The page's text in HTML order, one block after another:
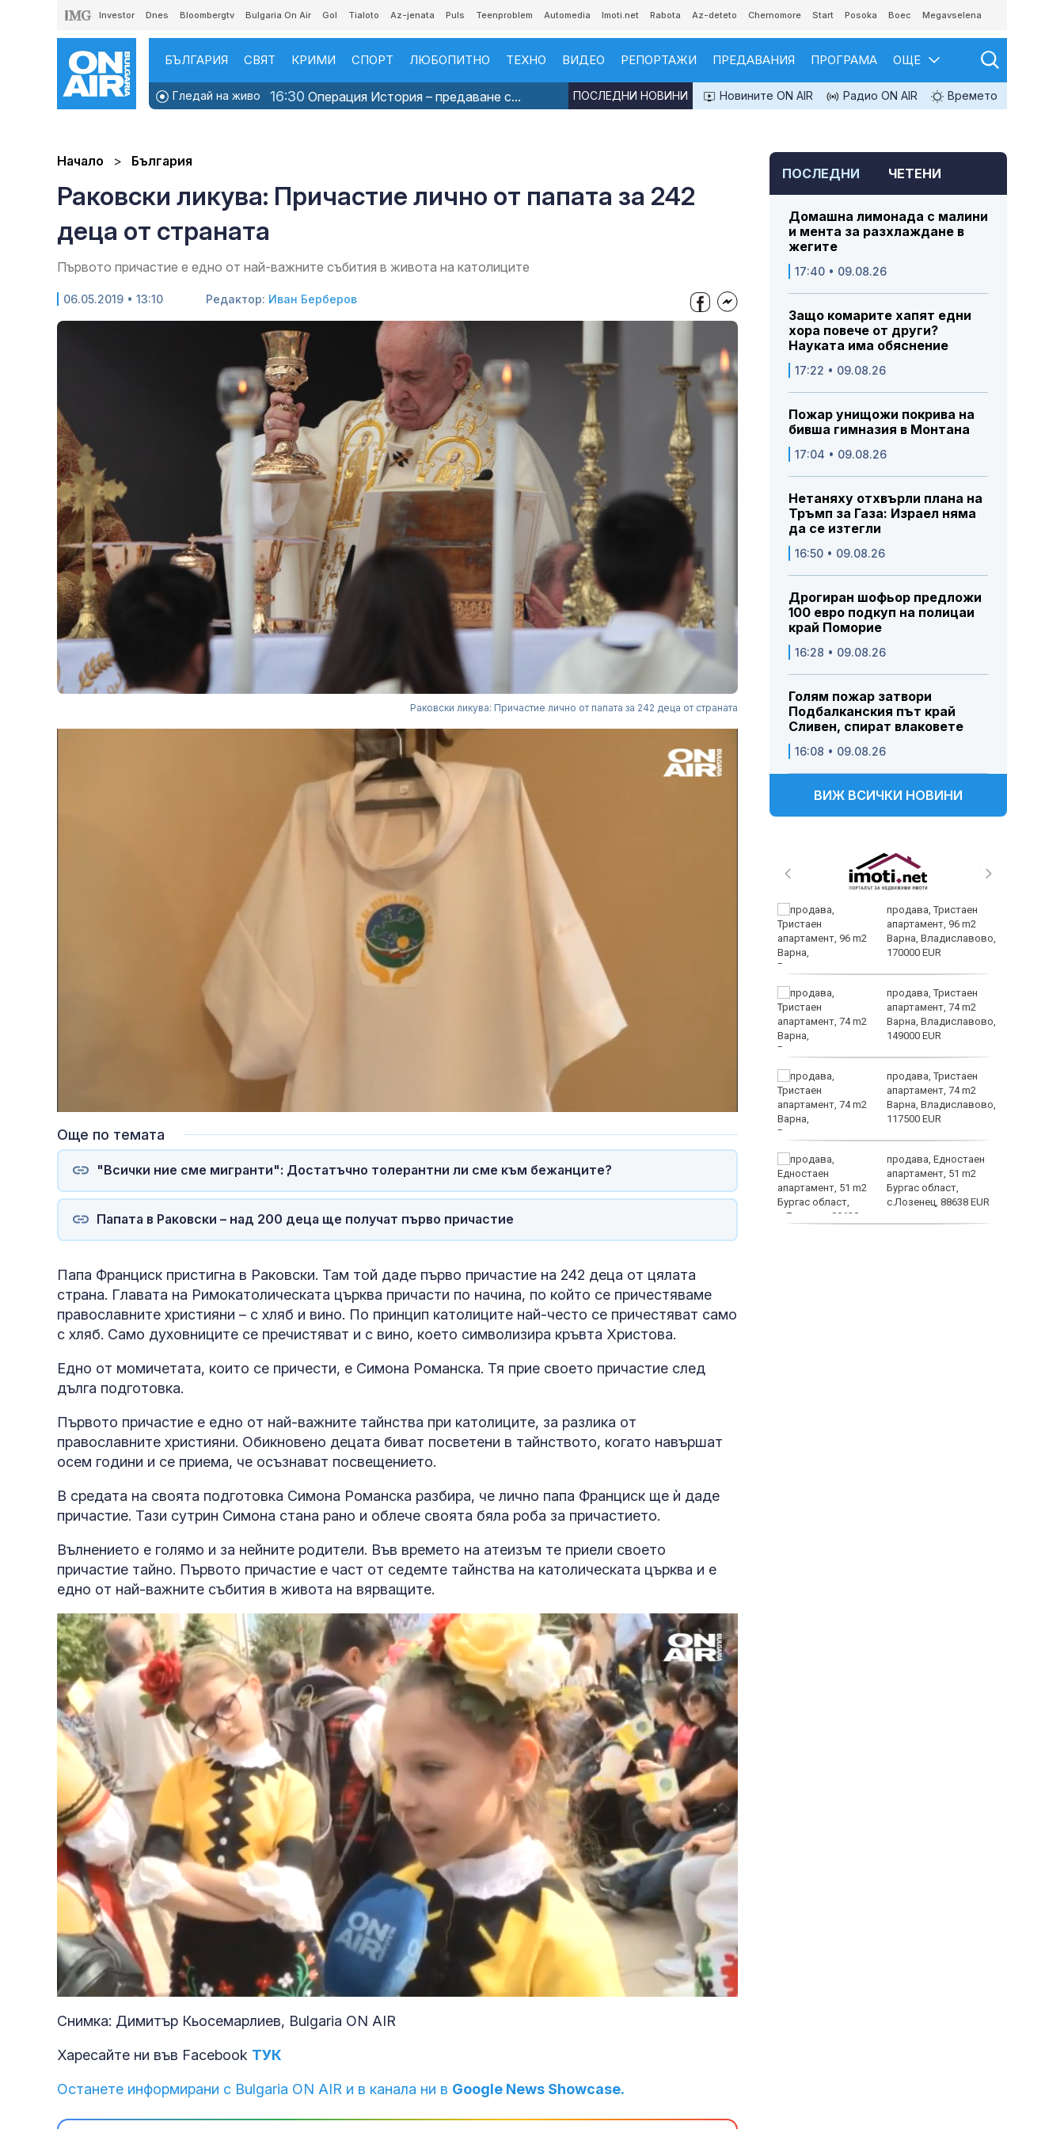
Investor Dnes Bloombergtv Bulgaria On Air Gol Tialoto Az-jenata Puls Teenproblem Automedia Imoti.net Rabota Az-deteto Chernomore Start Posoka Boec Megavselena
БЪЛГАРИЯ СВЯТ КРИМИ СПОРТ ЛЮБОПИТНО ТЕХНО ВИДЕО РЕПОРТАЖИ ПРЕДАВАНИЯ ПРОГРАМА ОЩЕ
Гледай на живо 16:30 Операция История – предаване с... Новините ON AIR Радио ON AIR Времето
ПОСЛЕДНИ НОВИНИ
Начало България
Раковски ликува: Причастие лично от папата за 242
деца от страната
Първото причастие е едно от най-важните събития в живота на католиците
06.05.2019 • 13:10 Редактор: Иван Берберов
Раковски ликува: Причастие лично от папата за 242 деца от страната
Още по темата
"Всички ние сме мигранти": Достатъчно толерантни ли сме към бежанците?
Папата в Раковски – над 200 деца ще получат първо причастие
Папа Франциск пристигна в Раковски. Там той даде първо причастие на 242 деца от цялата
страна. Главата на Римокатолическата църква причасти по начина, по който се причестяваме
православните християни – с хляб и вино. По принцип католиците най-често се причестяват само
с хляб. Само духовниците се пречистяват и с вино, което символизира кръвта Христова.
Едно от момичетата, които се причести, е Симона Романска. Тя прие своето причастие след
дълга подготовка.
Първото причастие е едно от най-важните тайнства при католиците, за разлика от
православните християни. Обикновено децата биват посветени в тайнството, когато навършат
осем години и се приема, че осъзнават посвещението.
В средата на своята подготовка Симона Романска разбира, че лично папа Франциск ще ѝ даде
причастие. Тази сутрин Симона стана рано и облече своята бяла роба за причастието.
Вълнението е голямо и за нейните родители. Във времето на атеизъм те приели своето
причастие тайно. Първото причастие е част от седемте тайнства на католическата църква и е
едно от най-важните събития в живота на вярващите.
Unmute Loaded
75.32%
Снимка: Димитър Кьосемарлиев, Bulgaria ON AIR
Харесайте ни във Facebook ТУК
Останете информирани с Bulgaria ON AIR и в канала ни в Google News Showcase.
ПОСЛЕДНИ ЧЕТЕНИ
Домашна лимонада с малини
и мента за разхлаждане в
жегите
17:40 • 09.08.26
Защо комарите хапят едни
хора повече от други?
Науката има обяснение
17:22 • 09.08.26
Пожар унищожи покрива на
бивша гимназия в Монтана
17:04 • 09.08.26
Нетаняху отхвърли плана на
Тръмп за Газа: Израел няма
да се изтегли
16:50 • 09.08.26
Дрогиран шофьор предложи
100 евро подкуп на полицаи
край Поморие
16:28 • 09.08.26
Голям пожар затвори
Подбалканския път край
Сливен, спират влаковете
16:08 • 09.08.26
ВИЖ ВСИЧКИ НОВИНИ
Купон в пресъхналото
корито на Дунав в
Будапеща (ВИДЕО)
разтресе Югоизточна
Турция
шест месеца
на възрастта?
продава, Тристаен
апартамент, 96 m2
Варна, Владиславово,
170000 EUR
продава, Тристаен
апартамент, 74 m2
Варна, Владиславово,
149000 EUR
продава, Тристаен
апартамент, 74 m2
Варна, Владиславово,
117500 EUR
продава, Едностаен
апартамент, 51 m2
Бургас област,
с.Лозенец, 88638 EUR